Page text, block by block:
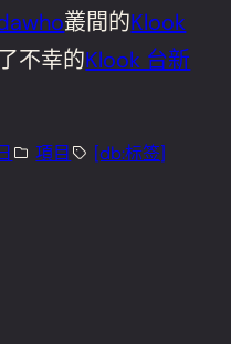
叢間的Klook
不幸的Klook 台新
項目 [db:标签]